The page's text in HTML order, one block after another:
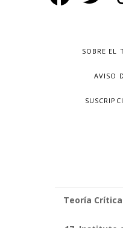
SOBRE EL
AVISO
Teoría